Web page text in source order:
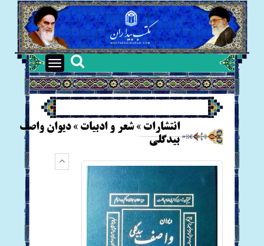
Toggle
navigation
انتشارات » شعر و ادبیات » دیوان واصف
بیدگلی